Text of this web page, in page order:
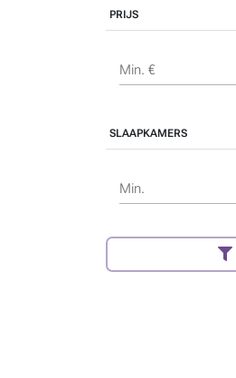
PRIJS
Min. €
SLAAPKAMERS
Min.